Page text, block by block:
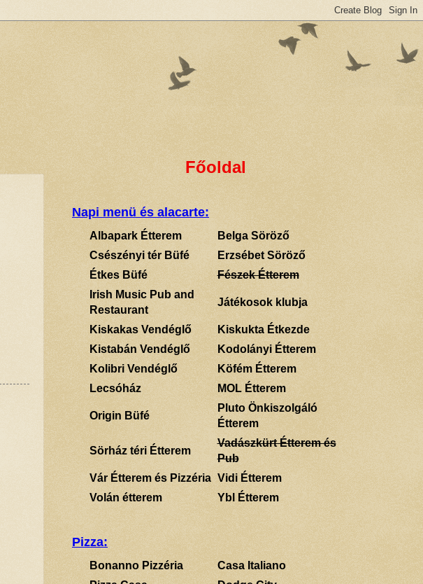
Főoldal
Napi menü és alacarte:
Albapark Étterem
Belga Söröző
Csészényi tér Büfé
Erzsébet Söröző
Étkes Büfé
Fészek Étterem
Irish Music Pub and
Restaurant
Játékosok klubja
Kiskakas Vendéglő
Kiskukta Étkezde
Kistabán Vendéglő
Kodolányi Étterem
Kolibri Vendéglő
Köfém Étterem
Lecsóház
MOL Étterem
Origin Büfé
Pluto Önkiszolgáló
Étterem
Sörház téri Étterem
Vadászkürt Étterem és
Pub
Vár Étterem és Pizzéria Vidi Étterem
Volán étterem
Ybl Étterem
Pizza:
Bonanno Pizzéria
Casa Italiano